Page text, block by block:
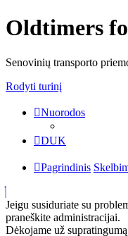
Oldtimers
Senovinių transporto
Rodyti turinį
Nuorodos
DUK
Pagrindinis
Jeigu susiduriate su
praneškite administracijai.
Dėkojame už